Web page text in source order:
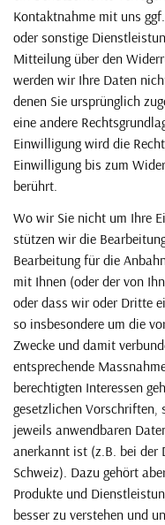
Kontaktnahme mit uns
oder sonstige
Mitteilung über den
werden wir Ihre Daten
denen Sie ursprünglich
eine andere
Einwilligung wird die
Einwilligung bis zum
berührt.
Wo wir Sie nicht um Ihre
stützen wir die
Bearbeitung für die
mit Ihnen (oder der von
oder dass wir oder Dritte
so insbesondere um die
Zwecke und damit
entsprechende
berechtigten Interessen
gesetzlichen Vorschriften,
jeweils anwendbaren
anerkannt ist (z.B. bei der
Schweiz). Dazu gehört
Produkte und
besser zu verstehen und